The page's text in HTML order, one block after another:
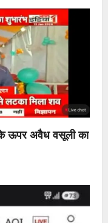
ऊपर अवैध वसूली का